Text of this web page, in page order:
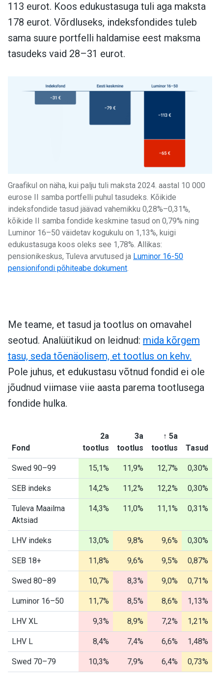
113 eurot. Koos edukustasuga tuli aga maksta
178 eurot. Võrdluseks, indeksfondides tuleb
sama suure portfelli haldamise eest maksma
tasudeks vaid 28–31 eurot.
Graafikul on näha, kui palju tuli maksta 2024. aastal 10 000
eurose II samba portfelli puhul tasudeks. Kõikide
indeksfondide tasud jäävad vahemikku 0,28%–0,31%,
kõikide II samba fondide keskmine tasud on 0,79% ning
Luminor 16–50 väidetav kogukulu on 1,13%, kuigi
edukustasuga koos oleks see 1,78%. Allikas:
pensionikeskus, Tuleva arvutused ja Luminor 16-50
pensionifondi põhiteabe dokument
Me teame, et tasud ja tootlus on omavahel
seotud. Analüütikud on leidnud: mida kõrgem
tasu, seda tõenäolisem, et tootlus on kehv.
Pole juhus, et edukustasu võtnud fondid ei ole
jõudnud viimase viie aasta parema tootlusega
fondide hulka.
Fond
2a
tootlus
3a
tootlus
↑ 5a
tootlus
Tasud
Swed 90–99 15,1% 11,9% 12,7% 0,30%
SEB indeks 14,2% 11,2% 12,2% 0,30%
Tuleva Maailma
Aktsiad
14,3% 11,0% 11,1% 0,31%
LHV indeks 13,0% 9,8% 9,6% 0,30%
SEB 18+ 11,8% 9,6% 9,5% 0,87%
Swed 80–89 10,7% 8,3% 9,0% 0,71%
Luminor 16–50 11,7% 8,5% 8,6% 1,13%
LHV XL 9,3% 8,9% 7,2% 1,21%
LHV L 8,4% 7,4% 6,6% 1,48%
Swed 70–79 10,3% 7,9% 6,4% 0,73%